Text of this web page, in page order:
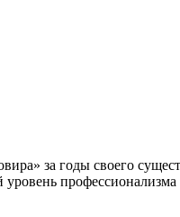
за годы своего